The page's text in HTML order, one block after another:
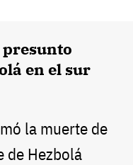
en el sur
la muerte de
de Hezbolá